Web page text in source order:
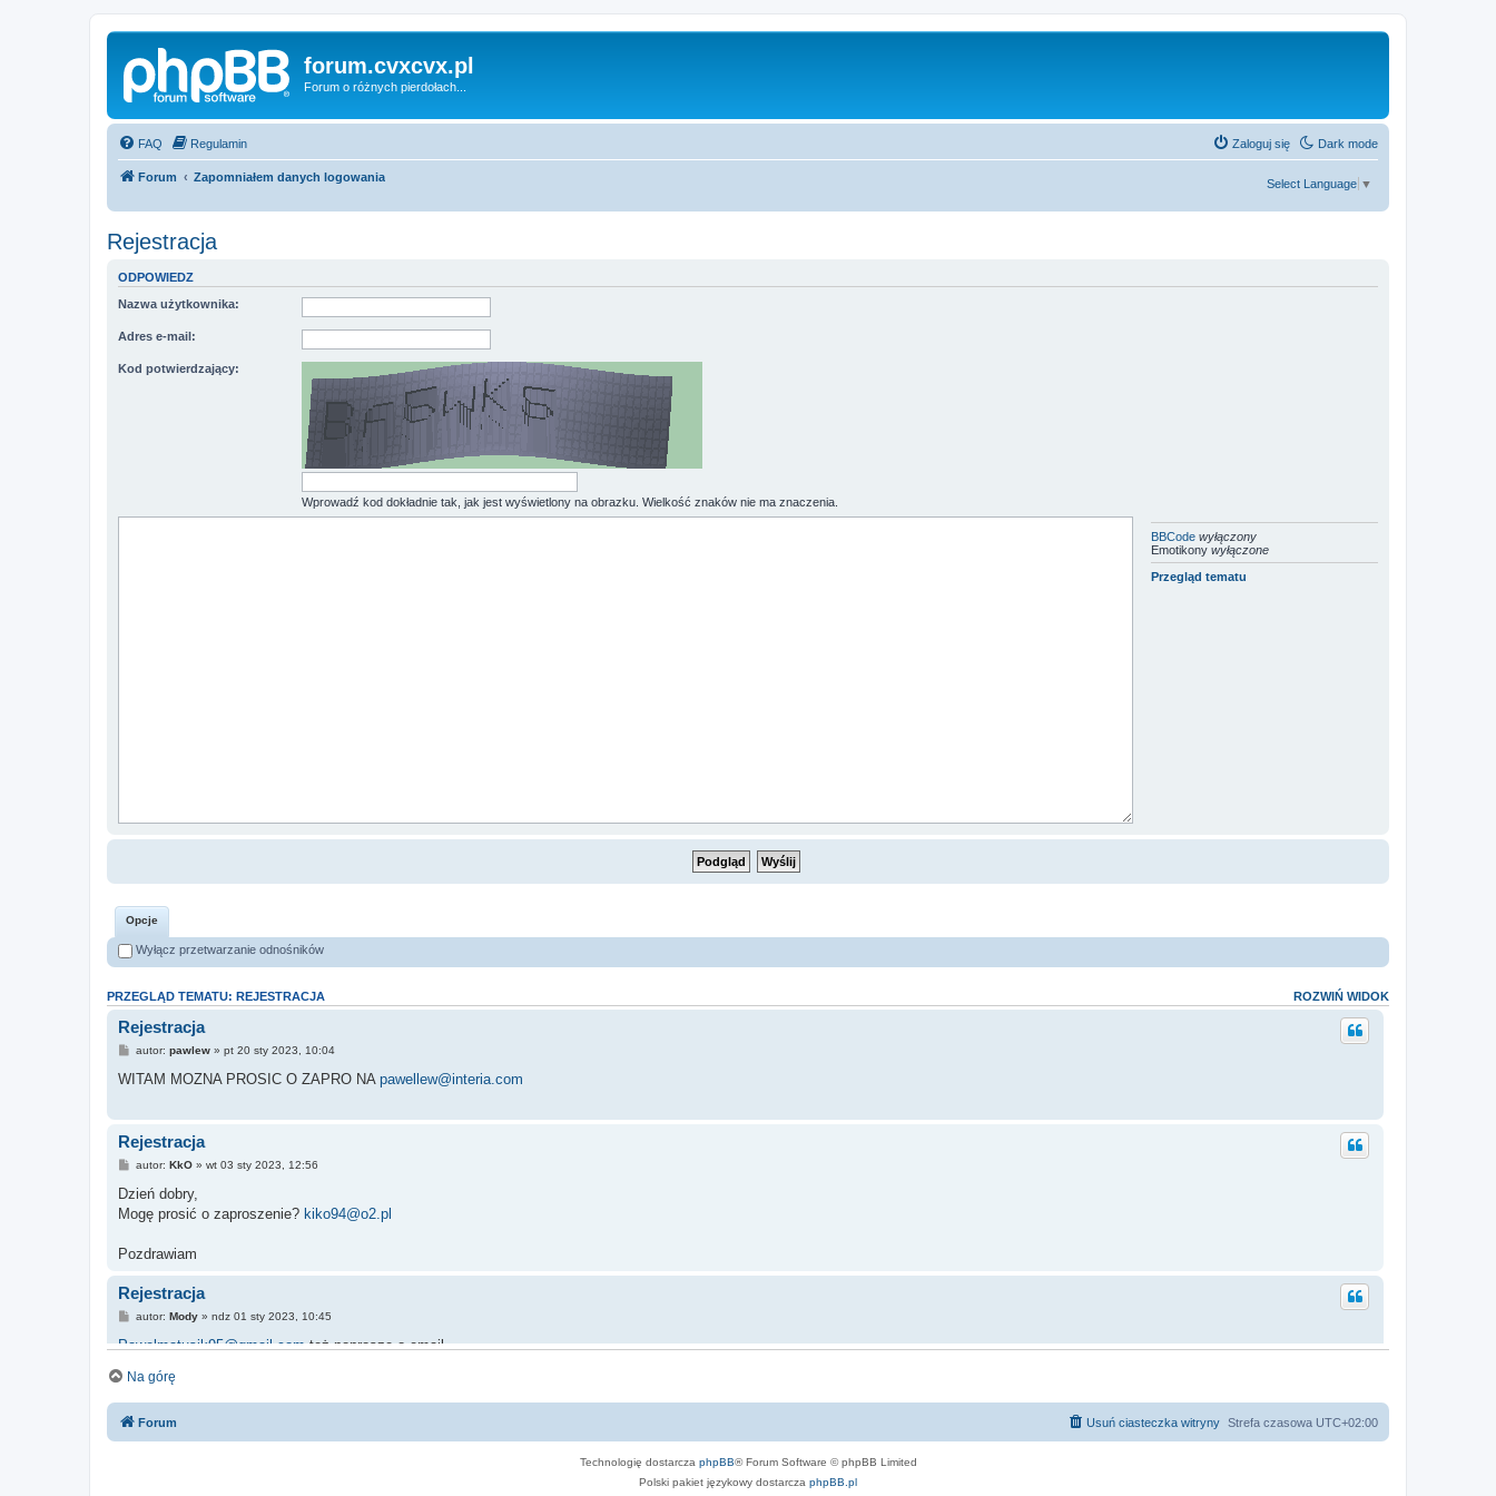
forum.cvxcvx.pl
Forum o różnych pierdołach...
Dark mode
FAQ Regulamin Zaloguj się
Forum Zapomniałem danych logowania
Select Language ▼
Rejestracja
ODPOWIEDZ
Nazwa użytkownika:
Adres e-mail:
Kod potwierdzający:
Wprowadź kod dokładnie tak, jak jest wyświetlony na obrazku. Wielkość znaków nie ma znaczenia.
BBCode wyłączony
Emotikonywyłączone
Przegląd tematu
Opcje
Wyłącz przetwarzanie odnośników
ROZWIŃ WIDOK
PRZEGLĄD TEMATU: REJESTRACJA
Rejestracja
autor: pawlew» pt 20 sty 2023, 10:04
WITAM MOZNA PROSIC O ZAPRO NA pawellew@interia.com
Rejestracja
autor: KkO» wt 03 sty 2023, 12:56
Dzień dobry,
Mogę prosić o zaproszenie? kiko94@o2.pl
Pozdrawiam
Rejestracja
autor: Mody» ndz 01 sty 2023, 10:45
Pawelmatusik95@gmail.comteż poproszę o email
Rejestracja
autor:dzimi
Na górę
Forum Strefa czasowa UTC+02:00
Usuń ciasteczka witryny
Technologię dostarcza phpBB® Forum Software © phpBB Limited
Polski pakiet językowy dostarcza phpBB.pl